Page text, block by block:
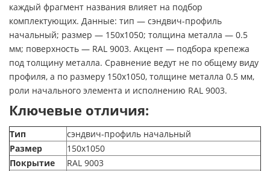
каждый фрагмент названия влияет на подбор
комплектующих. Данные: тип — сэндвич-профиль
начальный; размер — 150х1050; толщина металла — 0.5
мм; поверхность — RAL 9003. Акцент — подбора крепежа
под толщину металла. Сравнение ведут не по общему виду
профиля, а по размеру 150х1050, толщине металла 0.5 мм,
роли начального элемента и исполнению RAL 9003.
Ключевые отличия:
Тип
сэндвич-профиль начальный
Размер
150х1050
Покрытие
RAL 9003